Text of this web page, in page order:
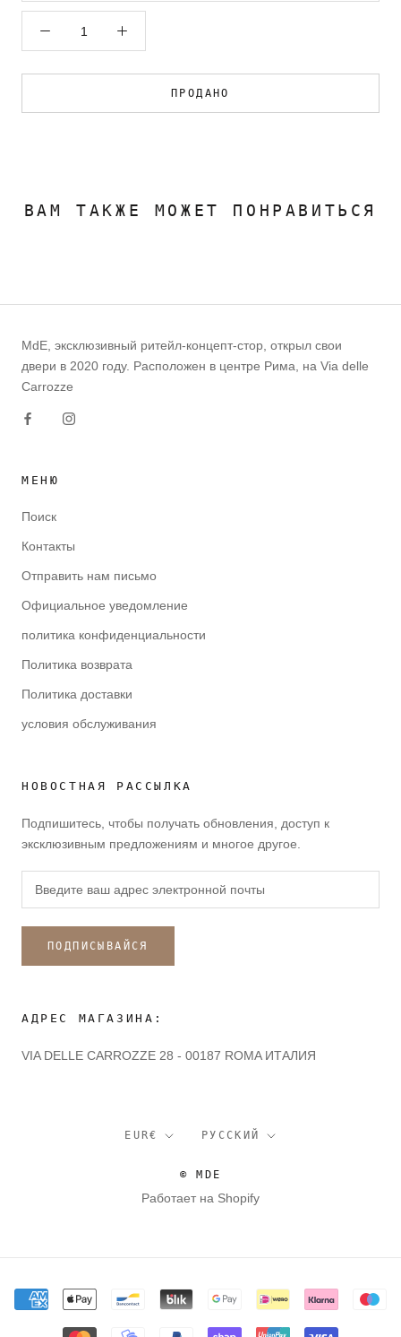
ПРОДАНО
ВАМ ТАКЖЕ МОЖЕТ ПОНРАВИТЬСЯ
MdE, эксклюзивный ритейл-концепт-стор, открыл свои
двери в 2020 году. Расположен в центре Рима, на Via delle
Carrozze
МЕНЮ
Поиск
Контакты
Отправить нам письмо
Официальное уведомление
политика конфиденциальности
Политика возврата
Политика доставки
условия обслуживания
НОВОСТНАЯ РАССЫЛКА
Подпишитесь, чтобы получать обновления, доступ к
эксклюзивным предложениям и многое другое.
ПОДПИСЫВАЙСЯ
АДРЕС МАГАЗИНА:
VIA DELLE CARROZZE 28 - 00187 ROMA ИТАЛИЯ
валюта
EUR€ язык
РУССКИЙ
© MDE
Работает на Shopify